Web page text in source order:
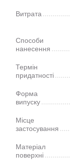
Витрата
Способи
нанесення
Термін
придатності
Форма
випуску
Місце
застосування
Матеріал
поверхні